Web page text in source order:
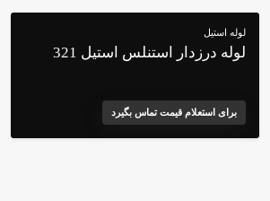
لوله استیل
لوله درزدار استنلس استیل 321
برای استعلام قیمت تماس بگیرد